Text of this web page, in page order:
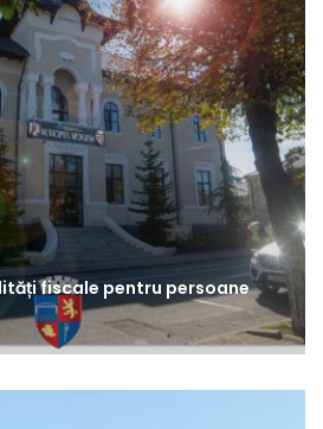
fiscale pentru persoane